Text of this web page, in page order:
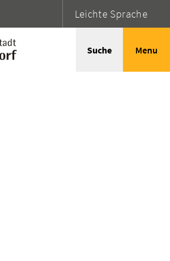
Leichte Sprache
Suche Menu